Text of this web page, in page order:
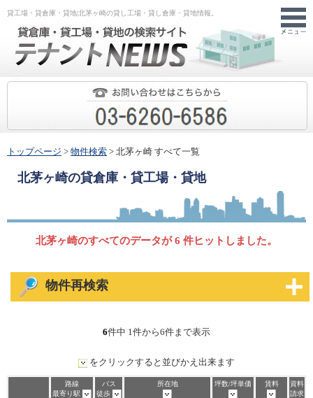
貸工場・貸倉庫・貸地|北茅ヶ崎の貸し工場・貸し倉庫・貸地情報。
トップページ > 物件検索 > 北茅ヶ崎 すべて一覧
北茅ヶ崎の貸倉庫・貸工場・貸地
北茅ヶ崎のすべてのデータが 6 件ヒットしました。
6件中 1件から6件まで表示
をクリックすると並びかえ出来ます
路線
最寄り駅
バス
徒歩
所在地 坪数/坪単価 賃料
資料
請求
物件再検索